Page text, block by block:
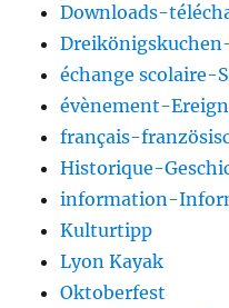
Downloads-
échange scolaire-
évènement-
français-
Historique-
information-
Kulturtipp
Lyon Kayak
Oktoberfest